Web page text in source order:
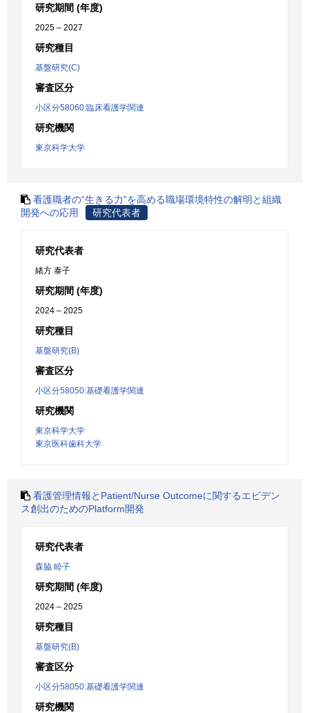
研究期間 (年度)
2025 – 2027
研究種目
基盤研究(C)
審査区分
小区分58060:臨床看護学関連
研究機関
東京科学大学
看護職者の“生きる力”を高める職場環境特性の解明と組織
開発への応用
研究代表者
研究代表者
緒方 泰子
研究期間 (年度)
2024 – 2025
研究種目
基盤研究(B)
審査区分
小区分58050:基礎看護学関連
研究機関
東京科学大学
東京医科歯科大学
看護管理情報とPatient/Nurse Outcomeに関するエビデン
ス創出のためのPlatform開発
研究代表者
森脇 睦子
研究期間 (年度)
2024 – 2025
研究種目
基盤研究(B)
審査区分
小区分58050:基礎看護学関連
研究機関